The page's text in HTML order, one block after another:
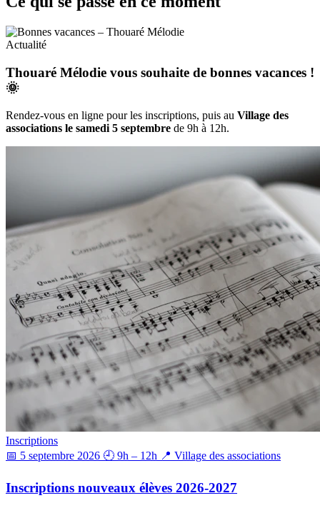
Actualité
Thouaré Mélodie vous souhaite de bonnes vacances !
🌞
Rendez-vous en ligne pour les inscriptions, puis au Village des
associations le samedi 5 septembre de 9h à 12h.
Inscriptions
📅 5 septembre 2026 🕘 9h – 12h 📍 Village des associations
Inscriptions nouveaux élèves 2026-2027